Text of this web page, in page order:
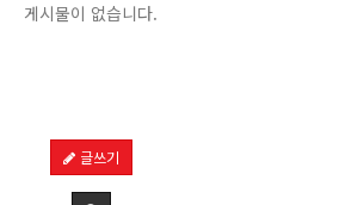
게시물이 없습니다.
글쓰기